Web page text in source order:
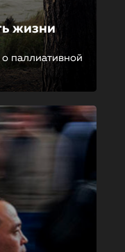
жизни
паллиативной